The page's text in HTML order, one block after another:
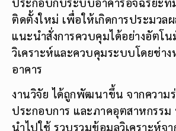
ประกอบกับระบบอาคารอัจฉริยะ
ติดตั้งใหม่ เพื่อให้เกิดการประมวล
แนะนำสั่งการควบคุมได้อย่างอัตโ
วิเคราะห์และควบคุมระบบโดยช่าง
อาคาร
งานวิจัย ได้ถูกพัฒนาขึ้น จากความ
ประกอบการ และภาคอุตสาหกรรม